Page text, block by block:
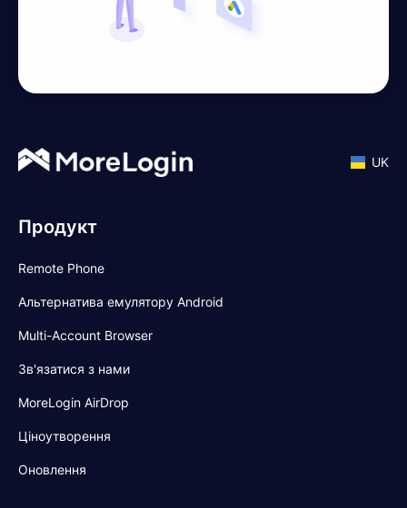
UK
Продукт
Remote Phone
Альтернатива емулятору Android
Multi-Account Browser
Зв'язатися з нами
MoreLogin AirDrop
Ціноутворення
Оновлення